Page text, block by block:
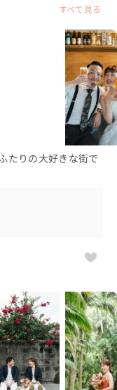
すべて見る
たりの大好きな街で